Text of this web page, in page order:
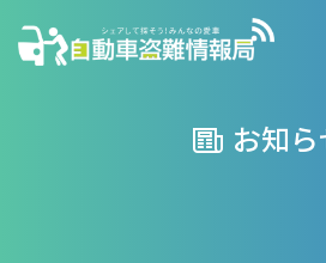
お知